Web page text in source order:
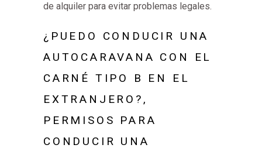
de alquiler para evitar problemas legales.
¿PUEDO CONDUCIR UNA
AUTOCARAVANA CON EL
CARNÉ TIPO B EN EL
EXTRANJERO?,
PERMISOS PARA
CONDUCIR UNA